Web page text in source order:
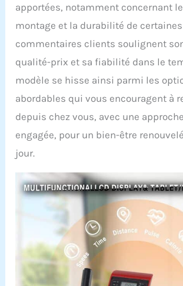
apportées, notamment concernant
montage et la durabilité de
commentaires clients soulignent
qualité-prix et sa fiabilité dans le
modèle se hisse ainsi parmi les
abordables qui vous encouragent à
depuis chez vous, avec une
engagée, pour un bien-être
jour.